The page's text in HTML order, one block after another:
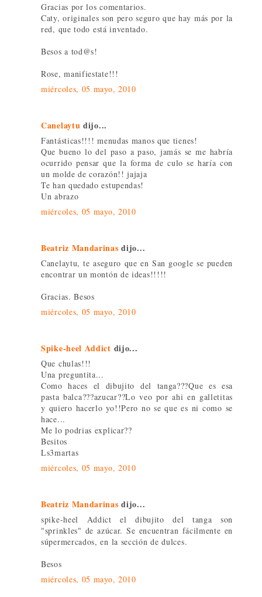
Gracias por los comentarios.
Caty, originales son pero seguro que hay más por la
red, que todo está inventado.
Besos a tod@s!
Rose, manifiestate!!!
miércoles, 05 mayo, 2010
Canelaytu dijo...
Fantásticas!!!! menudas manos que tienes!
Que bueno lo del paso a paso, jamás se me habría
ocurrido pensar que la forma de culo se haría con
un molde de corazón!! jajaja
Te han quedado estupendas!
Un abrazo
miércoles, 05 mayo, 2010
Beatriz Mandarinas dijo...
Canelaytu, te aseguro que en San google se pueden
encontrar un montón de ideas!!!!!
Gracias. Besos
miércoles, 05 mayo, 2010
Spike-heel Addict dijo...
Que chulas!!!
Una preguntita...
Como haces el dibujito del tanga???Que es esa
pasta balca???azucar??Lo veo por ahi en galletitas
y quiero hacerlo yo!!Pero no se que es ni como se
hace...
Me lo podrias explicar??
Besitos
Ls3martas
miércoles, 05 mayo, 2010
Beatriz Mandarinas dijo...
spike-heel Addict el dibujito del tanga son
"sprinkles" de azúcar. Se encuentran fácilmente en
súpermercados, en la sección de dulces.
Besos
miércoles, 05 mayo, 2010